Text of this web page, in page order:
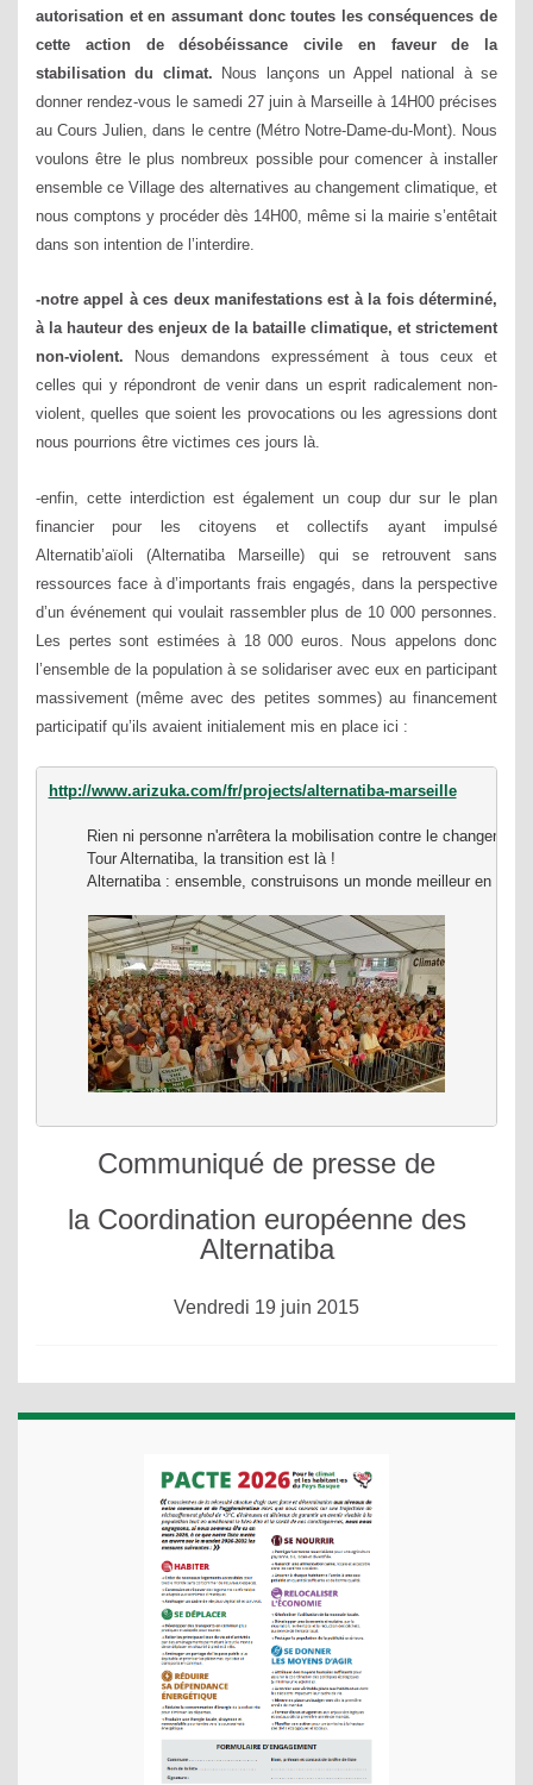
autorisation et en assumant donc toutes les conséquences de
cette action de désobéissance civile en faveur de la
stabilisation du climat. Nous lançons un Appel national à se
donner rendez-vous le samedi 27 juin à Marseille à 14H00 précises
au Cours Julien, dans le centre (Métro Notre-Dame-du-Mont). Nous
voulons être le plus nombreux possible pour comencer à installer
ensemble ce Village des alternatives au changement climatique, et
nous comptons y procéder dès 14H00, même si la mairie s’entêtait
dans son intention de l’interdire.
-notre appel à ces deux manifestations est à la fois déterminé,
à la hauteur des enjeux de la bataille climatique, et strictement
non-violent. Nous demandons expressément à tous ceux et
celles qui y répondront de venir dans un esprit radicalement non-
violent, quelles que soient les provocations ou les agressions dont
nous pourrions être victimes ces jours là.
-enfin, cette interdiction est également un coup dur sur le plan
financier pour les citoyens et collectifs ayant impulsé
Alternatib’aïoli (Alternatiba Marseille) qui se retrouvent sans
ressources face à d’importants frais engagés, dans la perspective
d’un événement qui voulait rassembler plus de 10 000 personnes.
Les pertes sont estimées à 18 000 euros. Nous appelons donc
l’ensemble de la population à se solidariser avec eux en participant
massivement (même avec des petites sommes) au financement
participatif qu’ils avaient initialement mis en place ici :
http://www.arizuka.com/fr/projects/alternatiba-marseille
Rien ni personne n'arrêtera la mobilisation contre le changement
	Tour Alternatiba, la transition est là !
Communiqué de presse de
la Coordination européenne des
Alternatiba
Vendredi 19 juin 2015